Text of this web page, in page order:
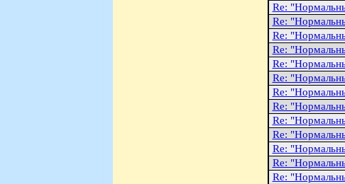
Re:
Re:
Re:
Re:
Re:
Re:
Re:
Re:
Re:
Re:
Re:
Re:
Re: